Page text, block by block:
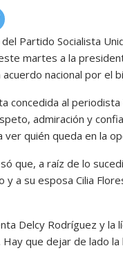
Partido Socialista
martes a la
nacional por el
concedida al
admiración y
ver quién queda en la
que, a raíz de lo
y a su esposa Cilia
Delcy Rodríguez y
que dejar de lado